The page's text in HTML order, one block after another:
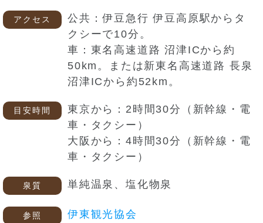
アクセス
公共：伊豆急行 伊豆高原駅からタ
クシーで10分。
車：東名高速道路 沼津ICから約
50km。または新東名高速道路 長泉
沼津ICから約52km。
目安時間
東京から：2時間30分（新幹線・電
車・タクシー）
大阪から：4時間30分（新幹線・電
車・タクシー）
泉質 単純温泉、塩化物泉
参照 伊東観光協会